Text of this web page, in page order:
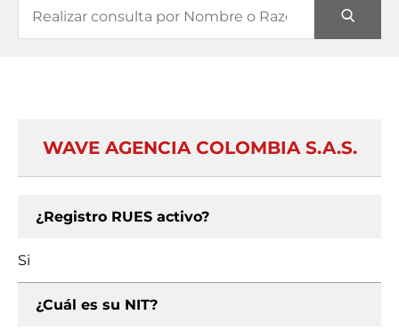
WAVE AGENCIA COLOMBIA S.A.S.
¿Registro RUES activo?
Si
¿Cuál es su NIT?